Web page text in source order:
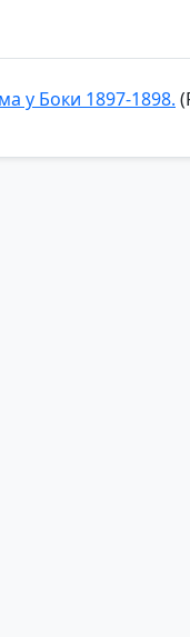
у Боки 1897-1898.